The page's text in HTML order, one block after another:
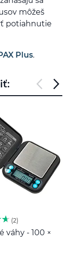
môžeš
potiahnutie
Plus.
2
váhy - 100 ×